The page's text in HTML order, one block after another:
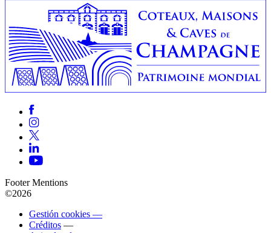
Footer Mentions
©2026
Gestión cookies —
Créditos —